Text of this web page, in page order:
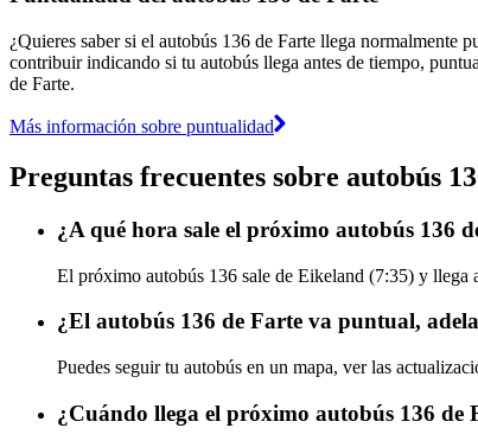
¿Quieres saber si el autobús 136 de Farte llega normalmente
contribuir indicando si tu autobús llega antes de tiempo,
de Farte.
Más información sobre puntualidad
Preguntas frecuentes sobre autobús
¿A qué hora sale el próximo autobús 136
El próximo autobús 136 sale de Eikeland (7:35) y
¿El autobús 136 de Farte va puntual,
Puedes seguir tu autobús en un mapa, ver las
¿Cuándo llega el próximo autobús 136 de